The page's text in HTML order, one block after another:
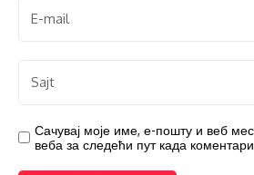
Сачувај моје име, е-пошту и веб
веба за следећи пут када